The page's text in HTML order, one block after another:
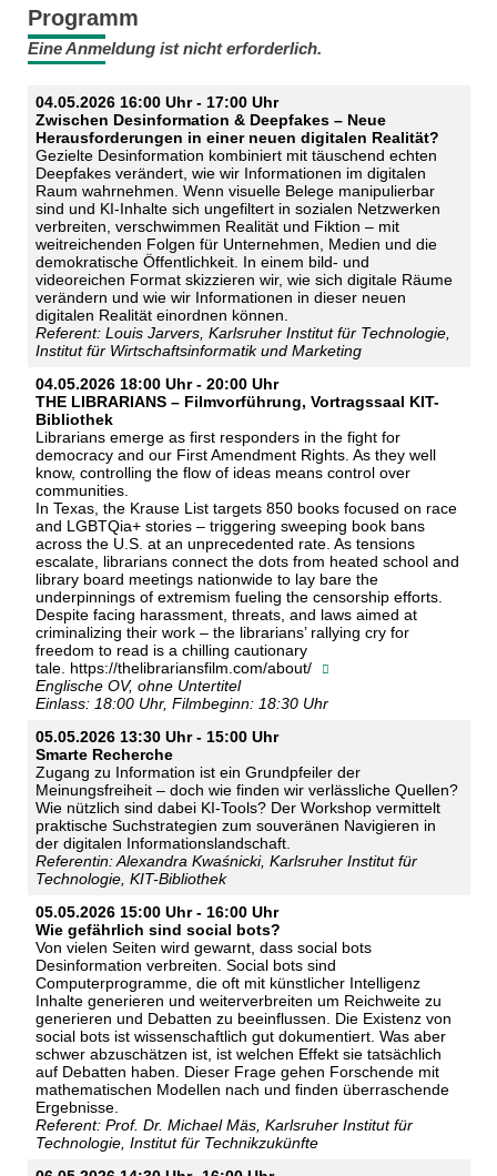
Programm
Eine Anmeldung ist nicht erforderlich.
04.05.2026 16:00 Uhr - 17:00 Uhr
Zwischen Desinformation & Deepfakes – Neue
Herausforderungen in einer neuen digitalen Realität?
Gezielte Desinformation kombiniert mit täuschend echten
Deepfakes verändert, wie wir Informationen im digitalen
Raum wahrnehmen. Wenn visuelle Belege manipulierbar
sind und KI-Inhalte sich ungefiltert in sozialen Netzwerken
verbreiten, verschwimmen Realität und Fiktion – mit
weitreichenden Folgen für Unternehmen, Medien und die
demokratische Öffentlichkeit. In einem bild- und
videoreichen Format skizzieren wir, wie sich digitale Räume
verändern und wie wir Informationen in dieser neuen
digitalen Realität einordnen können.
Referent: Louis Jarvers, Karlsruher Institut für Technologie,
Institut für Wirtschaftsinformatik und Marketing
04.05.2026 18:00 Uhr - 20:00 Uhr
THE LIBRARIANS – Filmvorführung, Vortragssaal KIT-
Bibliothek
Librarians emerge as first responders in the fight for
democracy and our First Amendment Rights. As they well
know, controlling the flow of ideas means control over
communities.
In Texas, the Krause List targets 850 books focused on race
and LGBTQia+ stories – triggering sweeping book bans
across the U.S. at an unprecedented rate. As tensions
escalate, librarians connect the dots from heated school and
library board meetings nationwide to lay bare the
underpinnings of extremism fueling the censorship efforts.
Despite facing harassment, threats, and laws aimed at
criminalizing their work – the librarians’ rallying cry for
freedom to read is a chilling cautionary
tale. https://thelibrariansfilm.com/about/
Englische OV, ohne Untertitel
Einlass: 18:00 Uhr, Filmbeginn: 18:30 Uhr
05.05.2026 13:30 Uhr - 15:00 Uhr
Smarte Recherche
Zugang zu Information ist ein Grundpfeiler der
Meinungsfreiheit – doch wie finden wir verlässliche Quellen?
Wie nützlich sind dabei KI-Tools? Der Workshop vermittelt
praktische Suchstrategien zum souveränen Navigieren in
der digitalen Informationslandschaft.
Referentin: Alexandra Kwaśnicki, Karlsruher Institut für
Technologie, KIT-Bibliothek
05.05.2026 15:00 Uhr - 16:00 Uhr
Wie gefährlich sind social bots?
Von vielen Seiten wird gewarnt, dass social bots
Desinformation verbreiten. Social bots sind
Computerprogramme, die oft mit künstlicher Intelligenz
Inhalte generieren und weiterverbreiten um Reichweite zu
generieren und Debatten zu beeinflussen. Die Existenz von
social bots ist wissenschaftlich gut dokumentiert. Was aber
schwer abzuschätzen ist, ist welchen Effekt sie tatsächlich
auf Debatten haben. Dieser Frage gehen Forschende mit
mathematischen Modellen nach und finden überraschende
Ergebnisse.
Referent: Prof. Dr. Michael Mäs, Karlsruher Institut für
Technologie, Institut für Technikzukünfte